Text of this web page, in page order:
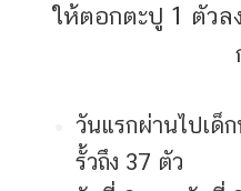
ให้ตอกตะปู 1 ตัวล
วันแรกผ่านไปเด็
รั้วถึง 37 ตัว